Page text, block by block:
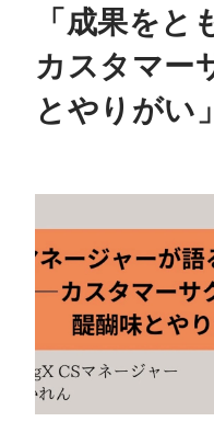
「成果を
カスタマー
とやりがい」